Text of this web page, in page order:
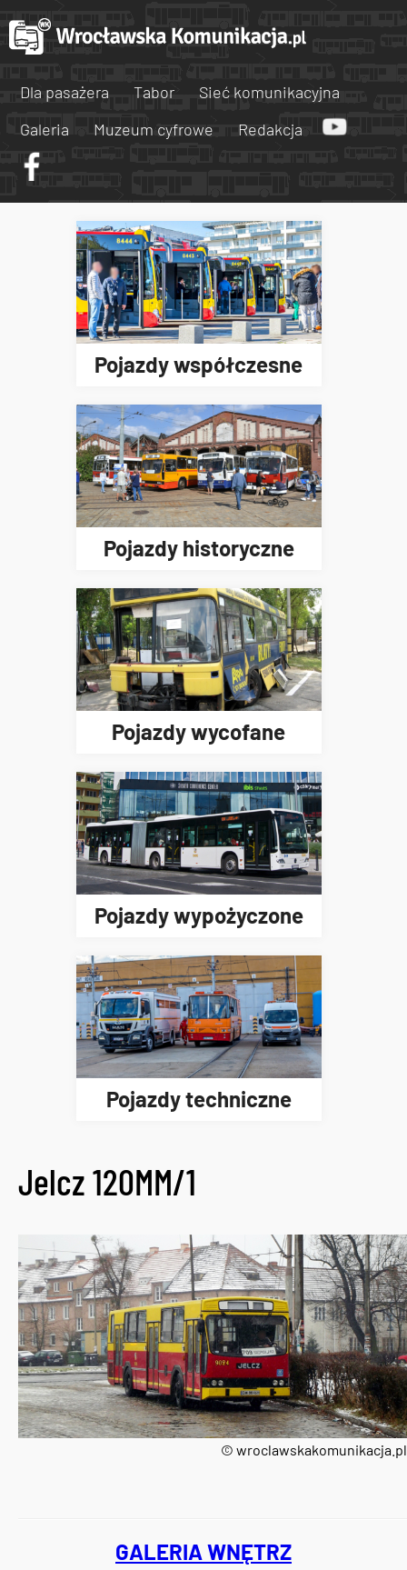
Dla pasażera Tabor
Sieć komunikacyjna
Galeria
Muzeum cyfrowe Redakcja
Pojazdy współczesne
Pojazdy historyczne
Pojazdy wycofane
Pojazdy wypożyczone
Pojazdy techniczne
Jelcz 120MM/1
© wroclawskakomunikacja.pl
GALERIA WNĘTRZ